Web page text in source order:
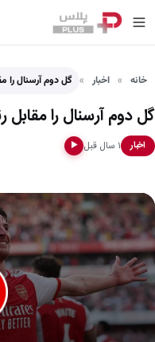
خانه اخبار گل دوم آرسنال را
گل دوم آرسنال را مقابل
اخبار ۱ سال قبل ▶